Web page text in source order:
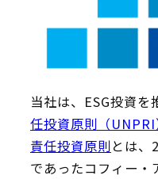
当社は、ESG投資を
任投資原則（UNPRI
責任投資原則とは、
であったコフィー・